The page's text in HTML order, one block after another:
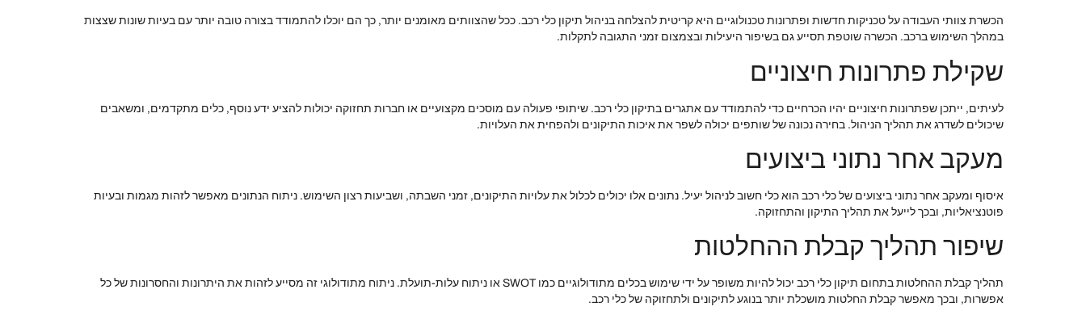
הכשרת צוותי העבודה על טכניקות חדשות ופתרונות טכנולוגיים היא קריטית להצלחה בניהול תיקון כלי רכב. ככל שהצוותים מאומנים יותר, כך הם יוכלו להתמודד בצורה טובה יותר עם בעיות שונות שצצות
במהלך השימוש ברכב. הכשרה שוטפת תסייע גם בשיפור היעילות ובצמצום זמני התגובה לתקלות.
שקילת פתרונות חיצוניים
לעיתים, ייתכן שפתרונות חיצוניים יהיו הכרחיים כדי להתמודד עם אתגרים בתיקון כלי רכב. שיתופי פעולה עם מוסכים מקצועיים או חברות תחזוקה יכולות להציע ידע נוסף, כלים מתקדמים, ומשאבים
שיכולים לשדרג את תהליך הניהול. בחירה נכונה של שותפים יכולה לשפר את איכות התיקונים ולהפחית את העלויות.
מעקב אחר נתוני ביצועים
איסוף ומעקב אחר נתוני ביצועים של כלי רכב הוא כלי חשוב לניהול יעיל. נתונים אלו יכולים לכלול את עלויות התיקונים, זמני השבתה, ושביעות רצון השימוש. ניתוח הנתונים מאפשר לזהות מגמות ובעיות
פוטנציאליות, ובכך לייעל את תהליך התיקון והתחזוקה.
שיפור תהליך קבלת ההחלטות
תהליך קבלת ההחלטות בתחום תיקון כלי רכב יכול להיות משופר על ידי שימוש בכלים מתודולוגיים כמו SWOT או ניתוח עלות-תועלת. ניתוח מתודולוגי זה מסייע לזהות את היתרונות והחסרונות של כל
אפשרות, ובכך מאפשר קבלת החלטות מושכלת יותר בנוגע לתיקונים ולתחזוקה של כלי רכב.